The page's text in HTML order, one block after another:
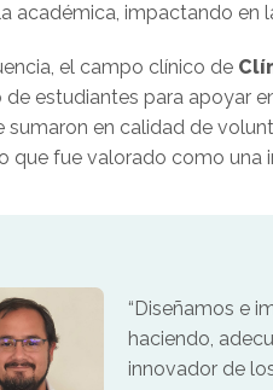
académica, impactando en
el campo clínico de
de estudiantes para apoyar
sumaron en calidad de
que fue valorado como una
“Diseñamos e
haciendo,
innovador de